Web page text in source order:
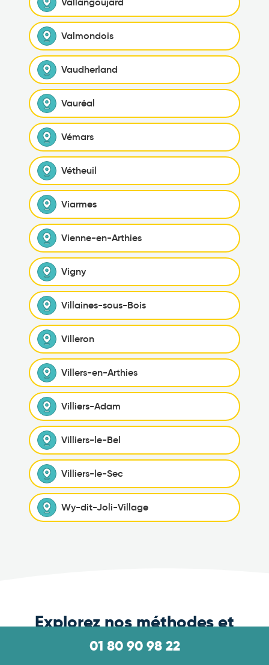
Valmondois
Vaudherland
Vauréal
Vémars
Vétheuil
Viarmes
Vienne-en-Arthies
Vigny
Villaines-sous-Bois
Villeron
Villers-en-Arthies
Villiers-Adam
Villiers-le-Bel
Villiers-le-Sec
Wy-dit-Joli-Village
Explorez nos méthodes et
conseils pour une
01 80 90 98 22